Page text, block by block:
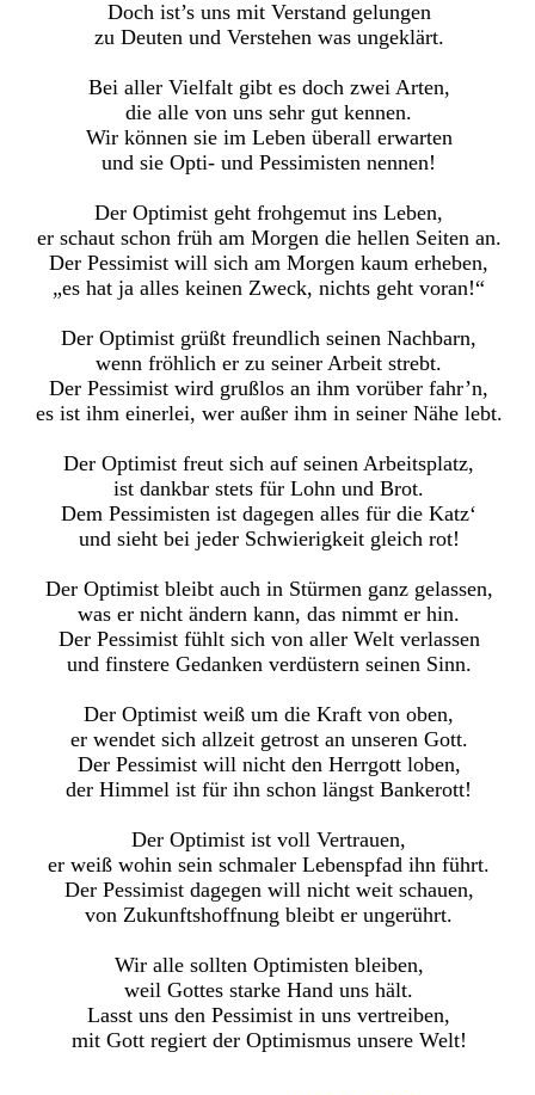
Doch ist’s uns mit Verstand gelungen
zu Deuten und Verstehen was ungeklärt.
Bei aller Vielfalt gibt es doch zwei Arten,
die alle von uns sehr gut kennen.
Wir können sie im Leben überall erwarten
und sie Opti- und Pessimisten nennen!
Der Optimist geht frohgemut ins Leben,
er schaut schon früh am Morgen die hellen Seiten an.
Der Pessimist will sich am Morgen kaum erheben,
„es hat ja alles keinen Zweck, nichts geht voran!“
Der Optimist grüßt freundlich seinen Nachbarn,
wenn fröhlich er zu seiner Arbeit strebt.
Der Pessimist wird grußlos an ihm vorüber fahr’n,
es ist ihm einerlei, wer außer ihm in seiner Nähe lebt.
Der Optimist freut sich auf seinen Arbeitsplatz,
ist dankbar stets für Lohn und Brot.
Dem Pessimisten ist dagegen alles für die Katz‘
und sieht bei jeder Schwierigkeit gleich rot!
Der Optimist bleibt auch in Stürmen ganz gelassen,
was er nicht ändern kann, das nimmt er hin.
Der Pessimist fühlt sich von aller Welt verlassen
und finstere Gedanken verdüstern seinen Sinn.
Der Optimist weiß um die Kraft von oben,
er wendet sich allzeit getrost an unseren Gott.
Der Pessimist will nicht den Herrgott loben,
der Himmel ist für ihn schon längst Bankerott!
Der Optimist ist voll Vertrauen,
er weiß wohin sein schmaler Lebenspfad ihn führt.
Der Pessimist dagegen will nicht weit schauen,
von Zukunftshoffnung bleibt er ungerührt.
Wir alle sollten Optimisten bleiben,
weil Gottes starke Hand uns hält.
Lasst uns den Pessimist in uns vertreiben,
mit Gott regiert der Optimismus unsere Welt!